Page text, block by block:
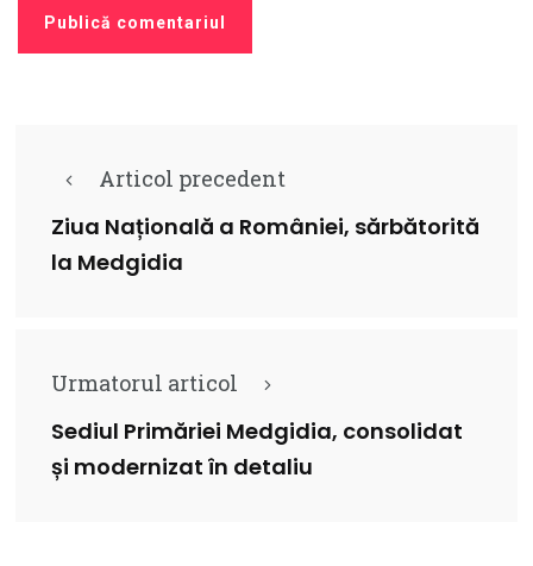
Articol precedent
Ziua Națională a României, sărbătorită
la Medgidia
Urmatorul articol
Sediul Primăriei Medgidia, consolidat
și modernizat în detaliu